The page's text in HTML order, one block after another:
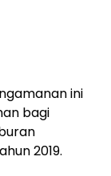
ini
bagi
2019.